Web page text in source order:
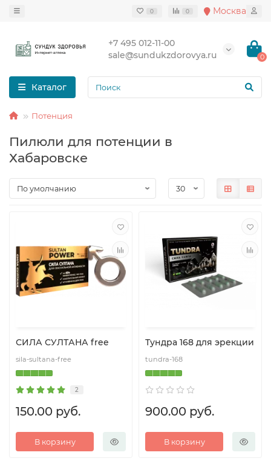
0 0 Москва
+7 495 012-11-00
sale@sundukzdorovya.ru
0
Каталог
Потенция
Пилюли для потенции в
Хабаровске
СИЛА СУЛТАНА free
sila-sultana-free
2
150.00 руб.
В корзину
Тундра 168 для эрекции
tundra-168
900.00 руб.
В корзину